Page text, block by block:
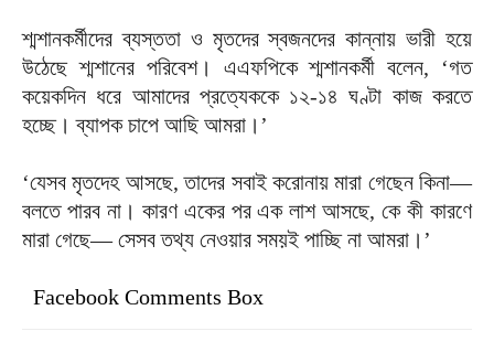
শ্মশানকর্মীদের ব্যস্ততা ও মৃতদের স্বজনদের কান্নায় ভারী হয়ে
উঠেছে শ্মশানের পরিবেশ। এএফপিকে শ্মশানকর্মী বলেন, ‘গত
কয়েকদিন ধরে আমাদের প্রত্যেককে ১২-১৪ ঘণ্টা কাজ করতে
হচ্ছে। ব্যাপক চাপে আছি আমরা।’
‘যেসব মৃতদেহ আসছে, তাদের সবাই করোনায় মারা গেছেন কিনা—
বলতে পারব না। কারণ একের পর এক লাশ আসছে, কে কী কারণে
মারা গেছে— সেসব তথ্য নেওয়ার সময়ই পাচ্ছি না আমরা।’
Facebook Comments Box